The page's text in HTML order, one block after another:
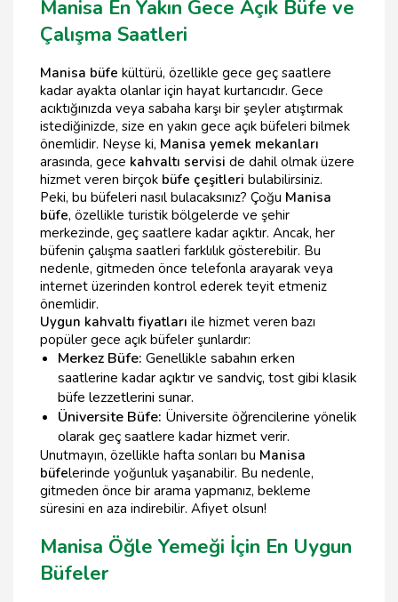
Manisa En Yakın Gece Açık Büfe ve
Çalışma Saatleri
Manisa büfe kültürü, özellikle gece geç saatlere
kadar ayakta olanlar için hayat kurtarıcıdır. Gece
acıktığınızda veya sabaha karşı bir şeyler atıştırmak
istediğinizde, size en yakın gece açık büfeleri bilmek
önemlidir. Neyse ki, Manisa yemek mekanları
arasında, gece kahvaltı servisi de dahil olmak üzere
hizmet veren birçok büfe çeşitleri bulabilirsiniz.
Peki, bu büfeleri nasıl bulacaksınız? Çoğu Manisa
büfe, özellikle turistik bölgelerde ve şehir
merkezinde, geç saatlere kadar açıktır. Ancak, her
büfenin çalışma saatleri farklılık gösterebilir. Bu
nedenle, gitmeden önce telefonla arayarak veya
internet üzerinden kontrol ederek teyit etmeniz
önemlidir.
Uygun kahvaltı fiyatları ile hizmet veren bazı
popüler gece açık büfeler şunlardır:
Merkez Büfe: Genellikle sabahın erken
saatlerine kadar açıktır ve sandviç, tost gibi klasik
büfe lezzetlerini sunar.
Üniversite Büfe: Üniversite öğrencilerine yönelik
olarak geç saatlere kadar hizmet verir.
Unutmayın, özellikle hafta sonları bu Manisa
büfelerinde yoğunluk yaşanabilir. Bu nedenle,
gitmeden önce bir arama yapmanız, bekleme
süresini en aza indirebilir. Afiyet olsun!
Manisa Öğle Yemeği İçin En Uygun
Büfeler